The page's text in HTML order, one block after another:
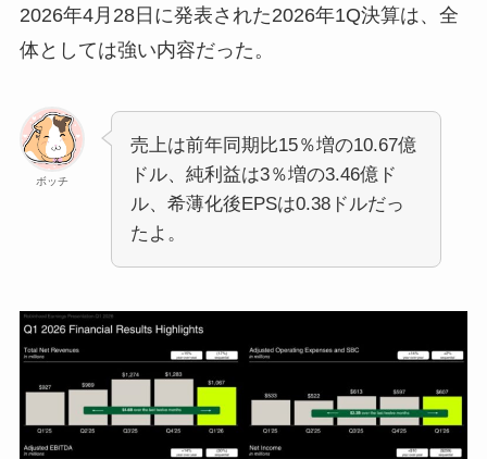
2026年4月28日に発表された2026年1Q決算は、全
体としては強い内容だった。
ボッチ
売上は前年同期比15％増の10.67億
ドル、純利益は3％増の3.46億ド
ル、希薄化後EPSは0.38ドルだっ
たよ。